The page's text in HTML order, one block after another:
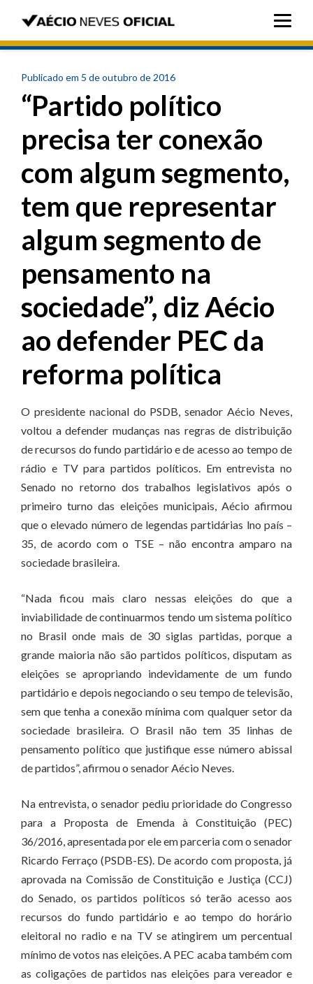
Publicado em 5 de outubro de 2016
“Partido político
precisa ter conexão
com algum segmento,
tem que representar
algum segmento de
pensamento na
sociedade”, diz Aécio
ao defender PEC da
reforma política
O presidente nacional do PSDB, senador Aécio Neves,
voltou a defender mudanças nas regras de distribuição
de recursos do fundo partidário e de acesso ao tempo de
rádio e TV para partidos políticos. Em entrevista no
Senado no retorno dos trabalhos legislativos após o
primeiro turno das eleições municipais, Aécio afirmou
que o elevado número de legendas partidárias lno país –
35, de acordo com o TSE – não encontra amparo na
sociedade brasileira.
“Nada ficou mais claro nessas eleições do que a
inviabilidade de continuarmos tendo um sistema político
no Brasil onde mais de 30 siglas partidas, porque a
grande maioria não são partidos políticos, disputam as
eleições se apropriando indevidamente de um fundo
partidário e depois negociando o seu tempo de televisão,
sem que tenha a conexão mínima com qualquer setor da
sociedade brasileira. O Brasil não tem 35 linhas de
pensamento político que justifique esse número abissal
de partidos”, afirmou o senador Aécio Neves.
Na entrevista, o senador pediu prioridade do Congresso
para a Proposta de Emenda à Constituição (PEC)
36/2016, apresentada por ele em parceria com o senador
Ricardo Ferraço (PSDB-ES). De acordo com proposta, já
aprovada na Comissão de Constituição e Justiça (CCJ)
do Senado, os partidos políticos só terão acesso aos
recursos do fundo partidário e ao tempo do horário
eleitoral no radio e na TV se atingirem um percentual
mínimo de votos nas eleições. A PEC acaba também com
as coligações de partidos nas eleições para vereador e